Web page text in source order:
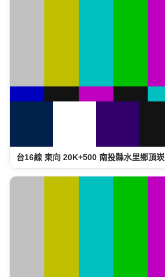
台16線 東向 20K+500 南投縣水里鄉頂崁